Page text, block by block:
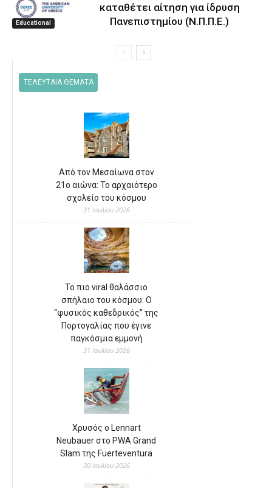
Educational
καταθέτει αίτηση για ίδρυση
Πανεπιστημίου (Ν.Π.Π.Ε.)
ΤΕΛΕΥΤΑΙΑ ΘΕΜΑΤΑ
Από τον Μεσαίωνα στον
21ο αιώνα: Το αρχαιότερο
σχολείο του κόσμου
31 Ιουλίου 2026
Το πιο viral θαλάσσιο
σπήλαιο του κόσμου: Ο
“φυσικός καθεδρικός” της
Πορτογαλίας που έγινε
παγκόσμια εμμονή
31 Ιουλίου 2026
Χρυσός ο Lennart
Neubauer στο PWA Grand
Slam της Fuerteventura
30 Ιουλίου 2026